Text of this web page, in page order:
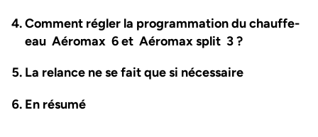
Comment régler la programmation du chauffe-
eau Aéromax 6 et Aéromax split 3 ?
La relance ne se fait que si nécessaire
En résumé